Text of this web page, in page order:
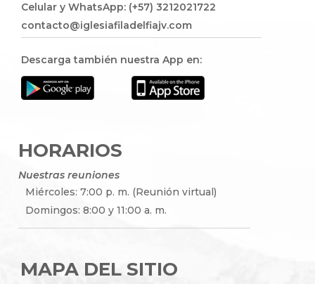
Celular y WhatsApp: (+57) 3212021722
contacto@iglesiafiladelfiajv.com
Descarga también nuestra App en:
HORARIOS
Nuestras reuniones
Miércoles: 7:00 p. m. (Reunión virtual)
Domingos: 8:00 y 11:00 a. m.
MAPA DEL SITIO